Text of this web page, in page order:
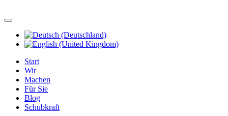
Start
Wir
Machen
Für Sie
Blog
Schubkraft